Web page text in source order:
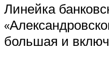
Линейка
большая и